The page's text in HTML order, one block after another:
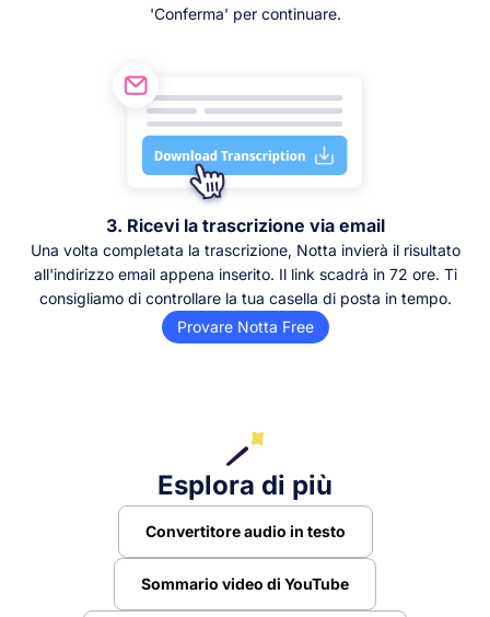
'Conferma' per continuare.
3. Ricevi la trascrizione via email
Una volta completata la trascrizione, Notta invierà il risultato
all'indirizzo email appena inserito. Il link scadrà in 72 ore. Ti
consigliamo di controllare la tua casella di posta in tempo.
Provare Notta Free
Esplora di più
Convertitore audio in testo
Sommario video di YouTube